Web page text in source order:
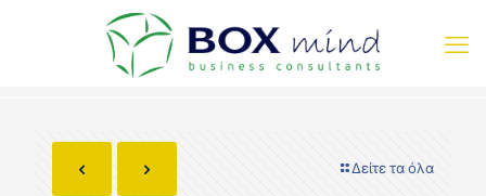
Δείτε τα όλα